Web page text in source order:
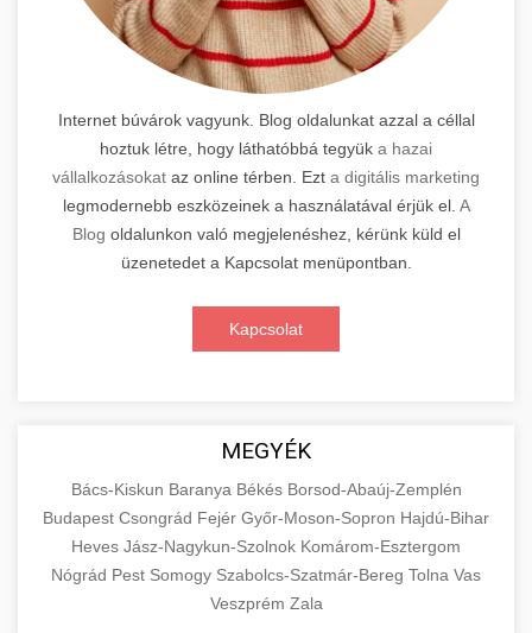
Internet búvárok vagyunk. Blog oldalunkat azzal a céllal
hoztuk létre, hogy láthatóbbá tegyük a hazai
vállalkozásokat az online térben. Ezt a digitális marketing
legmodernebb eszközeinek a használatával érjük el. A
Blog oldalunkon való megjelenéshez, kérünk küld el
üzenetedet a Kapcsolat menüpontban.
Kapcsolat
MEGYÉK
Bács-Kiskun Baranya Békés Borsod-Abaúj-Zemplén
Budapest Csongrád Fejér Győr-Moson-Sopron Hajdú-Bihar
Heves Jász-Nagykun-Szolnok Komárom-Esztergom
Nógrád Pest Somogy Szabolcs-Szatmár-Bereg Tolna Vas
Veszprém Zala